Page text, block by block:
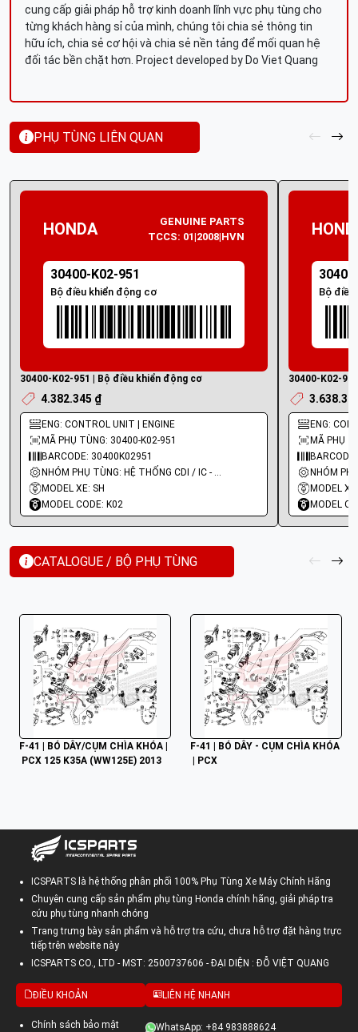
cung cấp giải pháp hỗ trợ kinh doanh lĩnh vực phụ tùng cho
từng khách hàng sỉ của mình, chúng tôi chia sẻ thông tin
hữu ích, chia sẻ cơ hội và chia sẻ nền tảng để mối quan hệ
đối tác bền chặt hơn. Project developed by Do Viet Quang
PHỤ TÙNG LIÊN QUAN
HONDA
GENUINE PARTS
TCCS: 01|2008|HVN
30400-K02-951
Bộ điều khiển động cơ
30400-K02-951 | Bộ điều khiển động cơ
4.382.345 ₫
ENG: CONTROL UNIT | ENGINE
MÃ PHỤ TÙNG: 30400-K02-951
BARCODE: 30400K02951
NHÓM PHỤ TÙNG: HỆ THỐNG CDI / IC - MOBIN SƯỜN
MODEL XE: SH
MODEL CODE: K02
Bộ
30400-K02-
ENG:
MÃ PHỤ
MODEL
MODEL
CATALOGUE / BỘ PHỤ TÙNG
F-41 | BÓ DÂY/CỤM CHÌA KHÓA |
PCX 125 K35A (WW125E) 2013
F-41 | BÓ DÂY - CỤM CHÌA KHÓA
| PCX
ICSPARTS là hệ thống phân phối 100% Phụ Tùng Xe Máy Chính Hãng
Chuyên cung cấp sản phẩm phụ tùng Honda chính hãng, giải pháp tra
cứu phụ tùng nhanh chóng
Trang trưng bày sản phẩm và hỗ trợ tra cứu, chưa hỗ trợ đặt hàng trực
tiếp trên website này
ICSPARTS CO., LTD - MST: 2500737606 - ĐẠI DIỆN : ĐỖ VIỆT QUANG
ĐIỀU KHOẢN
Chính sách bảo mật
LIÊN HỆ NHANH
WhatsApp: +84 983888624